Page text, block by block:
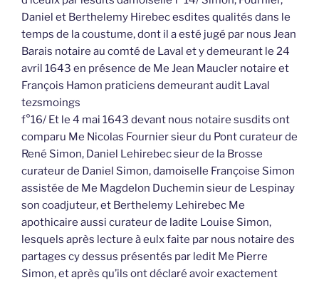
Daniel et Berthelemy Hirebec esdites qualités dans le
temps de la coustume, dont il a esté jugé par nous Jean
Barais notaire au comté de Laval et y demeurant le 24
avril 1643 en présence de Me Jean Maucler notaire et
François Hamon praticiens demeurant audit Laval
tezsmoings
f°16/ Et le 4 mai 1643 devant nous notaire susdits ont
comparu Me Nicolas Fournier sieur du Pont curateur de
René Simon, Daniel Lehirebec sieur de la Brosse
curateur de Daniel Simon, damoiselle Françoise Simon
assistée de Me Magdelon Duchemin sieur de Lespinay
son coadjuteur, et Berthelemy Lehirebec Me
apothicaire aussi curateur de ladite Louise Simon,
lesquels après lecture à eulx faite par nous notaire des
partages cy dessus présentés par ledit Me Pierre
Simon, et après qu’ils ont déclaré avoir exactement